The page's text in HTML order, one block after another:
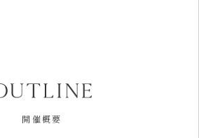
開催概要